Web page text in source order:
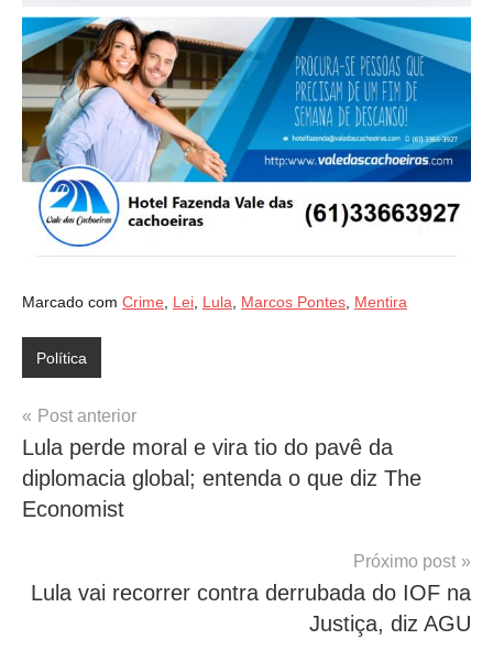
Marcado com Crime, Lei, Lula, Marcos Pontes, Mentira
Política
Navegação
de
Post
Post anterior
Lula perde moral e vira tio do pavê da
diplomacia global; entenda o que diz The
Economist
Próximo post
Lula vai recorrer contra derrubada do IOF na
Justiça, diz AGU